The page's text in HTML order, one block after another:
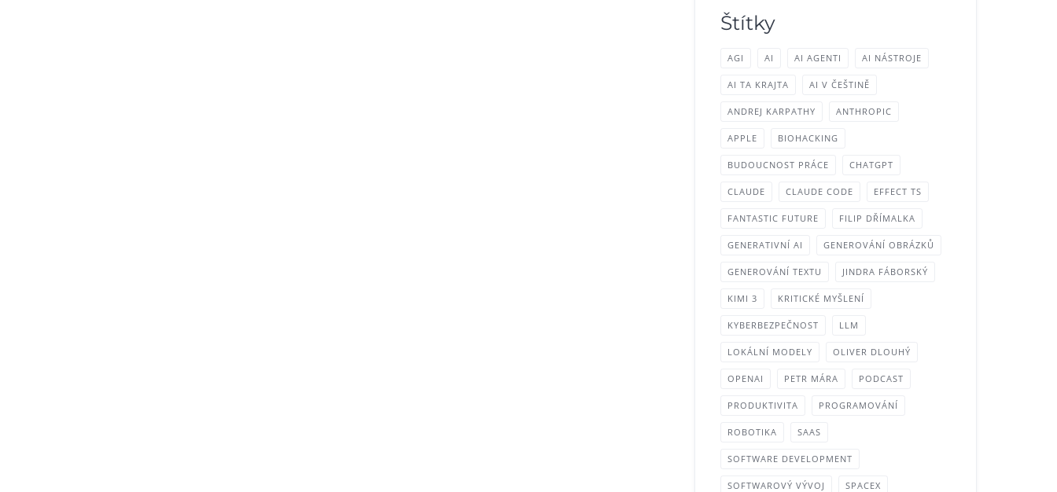
Štítky
AGI AI AI AGENTI AI NÁSTROJE
AI TA KRAJTA AI V ČEŠTINĚ
ANDREJ KARPATHY ANTHROPIC
APPLE BIOHACKING
BUDOUCNOST PRÁCE CHATGPT
CLAUDE CLAUDE CODE EFFECT TS
FANTASTIC FUTURE FILIP DŘÍMALKA
GENERATIVNÍ AI GENEROVÁNÍ OBRÁZKŮ
GENEROVÁNÍ TEXTU JINDRA FÁBORSKÝ
KIMI 3 KRITICKÉ MYŠLENÍ
KYBERBEZPEČNOST LLM
LOKÁLNÍ MODELY OLIVER DLOUHÝ
OPENAI PETR MÁRA PODCAST
PRODUKTIVITA PROGRAMOVÁNÍ
ROBOTIKA SAAS
SOFTWARE DEVELOPMENT
SOFTWAROVÝ VÝVOJ SPACEX